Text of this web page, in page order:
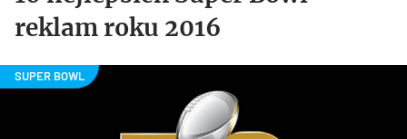
reklam roku 2016